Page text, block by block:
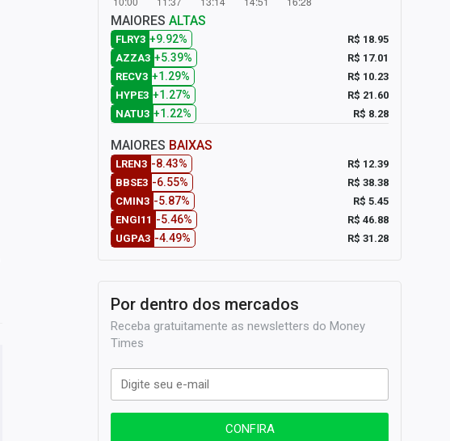
MAIORES ALTAS
FLRY3 +9.92%
R$ 18.95
AZZA3 +5.39%
R$ 17.01
RECV3 +1.29%
R$ 10.23
HYPE3 +1.27%
R$ 21.60
NATU3 +1.22% R$ 8.28
MAIORES BAIXAS
LREN3 -8.43%
R$ 12.39
BBSE3 -6.55%
R$ 38.38
CMIN3 -5.87%
R$ 5.45
ENGI11 -5.46%
R$ 46.88
UGPA3 -4.49% R$ 31.28
Por dentro dos mercados
Receba gratuitamente as newsletters do Money
Times